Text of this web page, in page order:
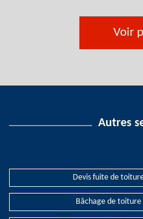
Voir
Autres
Devis fuite de
Bâchage de